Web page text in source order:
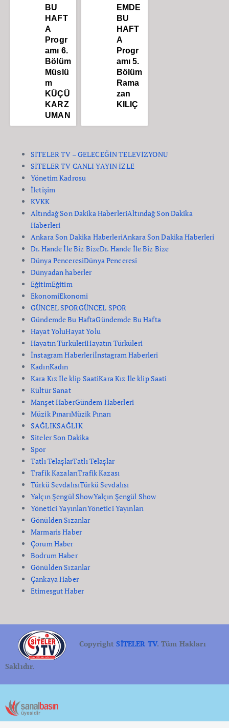
BU
HAFT
A
Progr
amı 6.
Bölüm
Müslü
m
KÜÇÜ
KARZ
UMAN
EMDE
BU
HAFT
A
Progr
amı 5.
Bölüm
Rama
zan
KILIÇ
SİTELER TV – GELECEĞİN TELEVİZYONU
SİTELER TV CANLI YAYIN İZLE
Yönetim Kadrosu
İletişim
KVKK
Altındağ Son Dakika HaberleriAltındağ Son Dakika
Haberleri
Ankara Son Dakika HaberleriAnkara Son Dakika Haberleri
Dr. Hande İle Biz BizeDr. Hande İle Biz Bize
Dünya PenceresiDünya Penceresi
Dünyadan haberler
EğitimEğitim
EkonomiEkonomi
GÜNCEL SPORGÜNCEL SPOR
Gündemde Bu HaftaGündemde Bu Hafta
Hayat YoluHayat Yolu
Hayatın TürküleriHayatın Türküleri
İnstagram Haberleriİnstagram Haberleri
KadınKadın
Kara Kız İle klip SaatiKara Kız İle klip Saati
Kültür Sanat
Manşet HaberGündem Haberleri
Müzik PınarıMüzik Pınarı
SAĞLIKSAĞLIK
Siteler Son Dakika
Spor
Tatlı TelaşlarTatlı Telaşlar
Trafik KazalarıTrafik Kazası
Türkü SevdalısıTürkü Sevdalısı
Yalçın Şengül ShowYalçın Şengül Show
Yönetici YayınlarıYönetici Yayınları
Gönülden Sızanlar
Marmaris Haber
Çorum Haber
Bodrum Haber
Gönülden Sızanlar
Çankaya Haber
Etimesgut Haber
CopyrightSİTELER TV. Tüm Hakları
Saklıdır.